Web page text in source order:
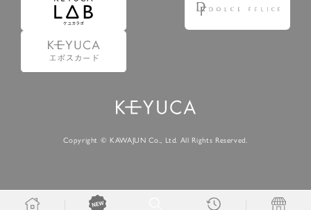
Copyright © KAWAJUN Co., Ltd. All Rights Reserved.